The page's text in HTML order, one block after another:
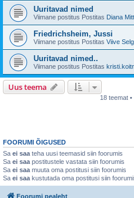
Uuritavad nimed
Viimane postitus Postitas Diana Mitt
Friedrichsheim, Jussi
Viimane postitus Postitas Viive Selg
Uuritavad nimed..
Viimane postitus Postitas
Uus teema
18 teemat •
FOORUMI ÕIGUSED
Sa ei saa teha uusi teemasid siin foorumis
Sa ei saa postitustele vastata siin foorumis
Sa ei saa muuta oma postitusi siin foorumis
Sa ei saa kustutada oma postitusi siin
Foorumi pealeht